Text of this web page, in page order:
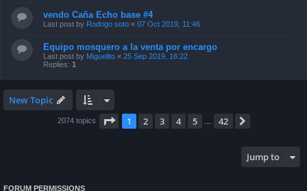
vendo Caña Echo base #4
Last post by Rodrigo soto « 07 Oct 2019, 11:46
Equipo mosquero a la venta por encargo
Last post by Miguelito « 25 Sep 2019, 16:22
Replies: 1
New Topic
2074 topics Page 1of 42
1 2 3 4 5 42
Jump to
FORUM PERMISSIONS